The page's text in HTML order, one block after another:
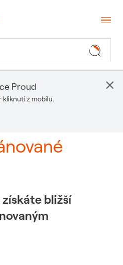
bližší
Proud
kliknutí z mobilu.
×